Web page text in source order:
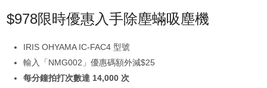
$978限時優惠入手除塵蟎吸塵機
IRIS OHYAMA IC-FAC4 型號
輸入「NMG002」優惠碼額外減$25
每分鐘拍打次數達 14,000 次